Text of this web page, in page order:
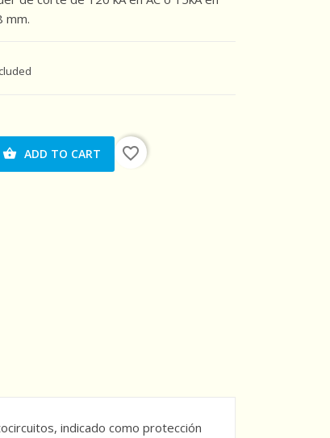
mm.
 ADD TO CART favorite_border
indicado como protección